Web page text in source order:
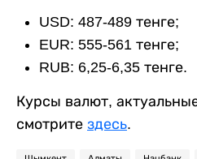
USD: 487-489 тенге;
EUR: 555-561 тенге;
RUB: 6,25-6,35 тенге.
Курсы валют,
смотрите здесь.